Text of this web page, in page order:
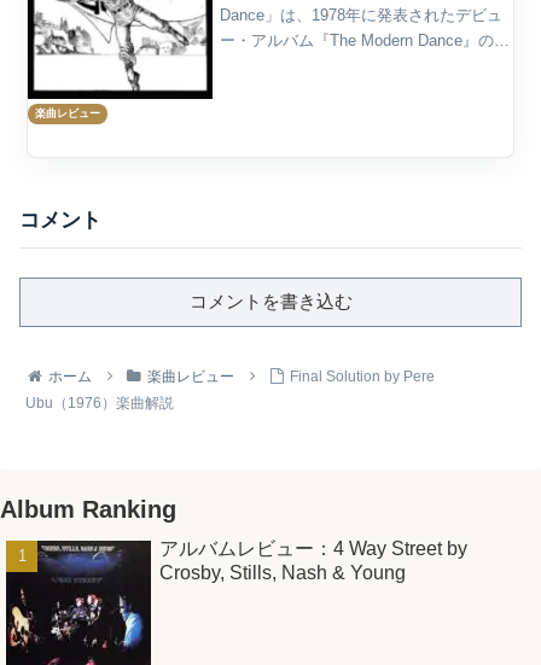
楽曲レビュー
Dance」は、1978年に発表されたデビュ
ー・アルバム『The Modern Dance』の表
コメント
コメントを書き込む
ホーム 楽曲レビュー
Final Solution by Pere
Ubu（1976）楽曲解説
Album Ranking
アルバムレビュー：4 Way Street by
Crosby, Stills, Nash & Young